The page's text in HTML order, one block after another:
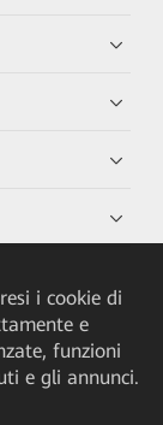
i cookie di
e
funzioni
e gli annunci.